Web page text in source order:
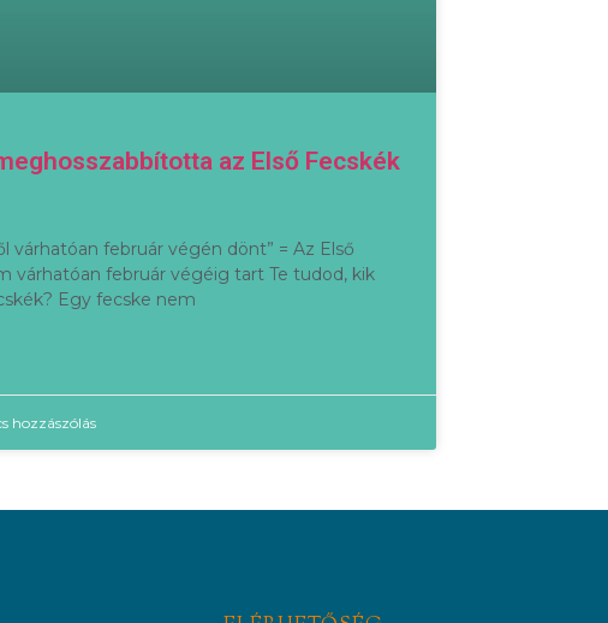
az Első Fecskék
várhatóan február végén dönt” = Az Első
várhatóan február végéig tart Te tudod, kik
Egy fecske nem
hozzászólás